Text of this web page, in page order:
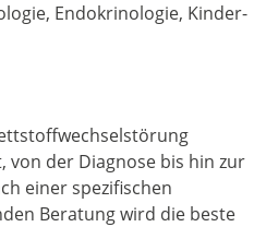
Endokrinologie, Kinder-
der Diagnose bis hin zur
einer spezifischen
Beratung wird die beste